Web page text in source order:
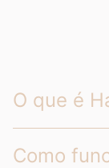
O que é
Como